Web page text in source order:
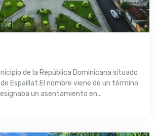
de la República Dominicana situado
Espaillat.El nombre viene de un término
un asentamiento en...